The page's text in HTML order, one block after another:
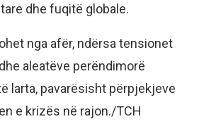
dhe fuqitë globale.
nga afër, ndërsa tensionet
aleatëve perëndimorë
larta, pavarësisht përpjekjeve
e krizës në rajon./TCH